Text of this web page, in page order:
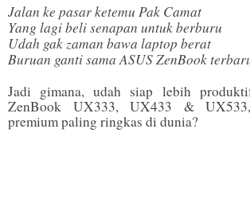
Jalan ke pasar ketemu Pak Camat
Yang lagi beli senapan untuk berburu
Udah gak zaman bawa laptop berat
Buruan ganti sama ASUS ZenBook
Jadi gimana, udah siap lebih
ZenBook UX333, UX433 &
premium paling ringkas di dunia?